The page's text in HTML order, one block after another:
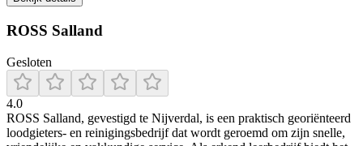
ROSS Salland
Gesloten
4.0
ROSS Salland, gevestigd te Nijverdal, is een praktisch georiënteerd
loodgieters- en reinigingsbedrijf dat wordt geroemd om zijn snelle,